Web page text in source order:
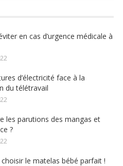
en cas d’urgence médicale à
d’électricité face à la
du télétravail
les parutions des mangas et
?
le matelas bébé parfait !